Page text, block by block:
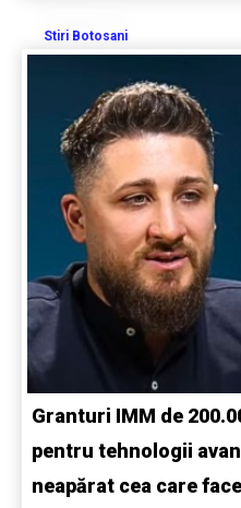
Stiri Botosani
Granturi IMM de
pentru tehnologii
neapărat cea care